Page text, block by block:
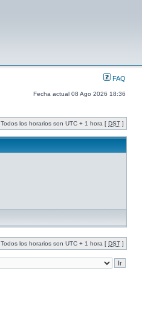
FAQ
Fecha actual 08 Ago 2026 18:36
Todos los horarios son UTC + 1 hora [ DST ]
Todos los horarios son UTC + 1 hora [ DST ]